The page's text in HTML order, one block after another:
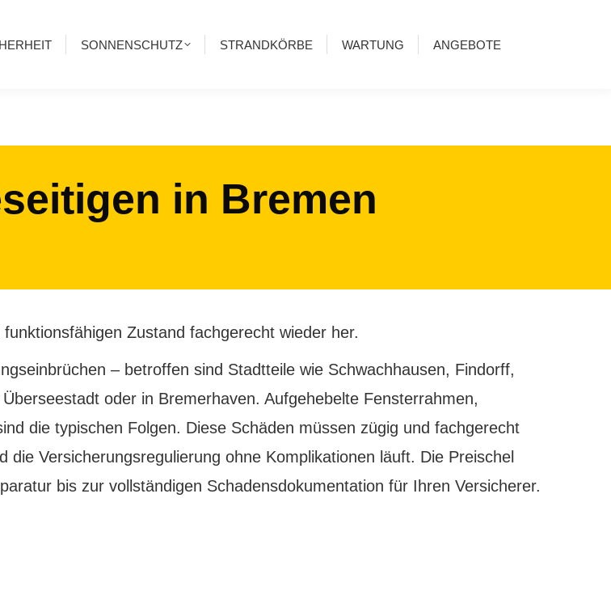
SONNENSCHUTZ STRANDKÖRBE WARTUNG ANGEBOTE
in Bremen
Zustand fachgerecht wieder her.
– betroffen sind Stadtteile wie Schwachhausen, Findorff,
oder in Bremerhaven. Aufgehebelte Fensterrahmen,
die typischen Folgen. Diese Schäden müssen zügig und fachgerecht
Versicherungsregulierung ohne Komplikationen läuft. Die Preischel
bis zur vollständigen Schadensdokumentation für Ihren Versicherer.